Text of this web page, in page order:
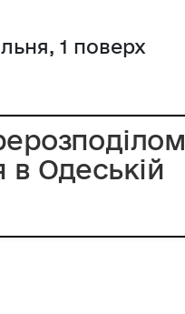
1 поверх
в Одеській